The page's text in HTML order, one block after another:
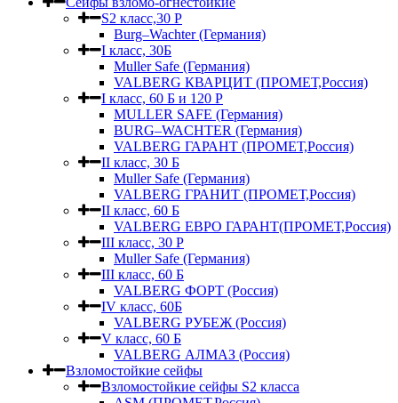
S2 класс,30 Р
Burg–Wachter (Германия)
I класс, 30Б
Muller Safe (Германия)
VALBERG КВАРЦИТ (ПРОМЕТ,Россия)
I класс, 60 Б и 120 Р
MULLER SAFE (Германия)
BURG–WACHTER (Германия)
VALBERG ГАРАНТ (ПРОМЕТ,Россия)
II класс, 30 Б
Muller Safe (Германия)
VALBERG ГРАНИТ (ПРОМЕТ,Россия)
II класс, 60 Б
VALBERG ЕВРО ГАРАНТ(ПРОМЕТ,Россия)
III класс, 30 Р
Muller Safe (Германия)
III класс, 60 Б
VALBERG ФОРТ (Россия)
IV класс, 60Б
VALBERG РУБЕЖ (Россия)
V класс, 60 Б
VALBERG АЛМАЗ (Россия)
Взломостойкие сейфы
Взломостойкие сейфы S2 класса